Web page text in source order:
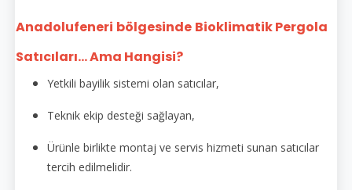
Anadolufeneri bölgesinde Bioklimatik Pergola
Satıcıları... Ama Hangisi?
Yetkili bayilik sistemi olan satıcılar,
Teknik ekip desteği sağlayan,
Ürünle birlikte montaj ve servis hizmeti sunan satıcılar
tercih edilmelidir.